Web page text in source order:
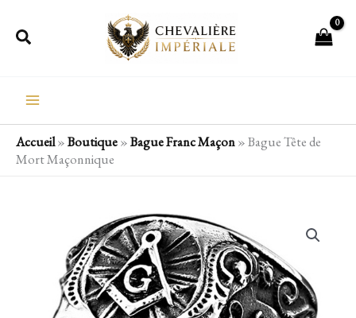
Rechercher
Accueil»Boutique»Bague Franc Maçon»Bague Tête de
Mort Maçonnique